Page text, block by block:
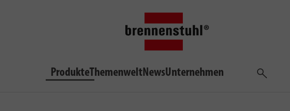
ProdukteThemenweltNewsUnternehmen
Suchen